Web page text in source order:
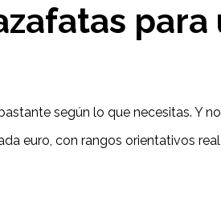
para
según lo que necesitas. Y
euro, con rangos orientativos